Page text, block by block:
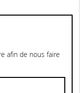
afin de nous faire